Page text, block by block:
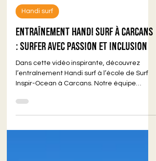
Handi surf
Entraînement Handi surf à Carcans
: Surfer avec Passion et Inclusion
Dans cette vidéo inspirante, découvrez
l’entraînement Handi surf à l’école de Surf
Inspir-Ocean à Carcans. Notre équipe